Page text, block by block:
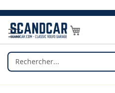
Allez
au
contenu
Mon panier